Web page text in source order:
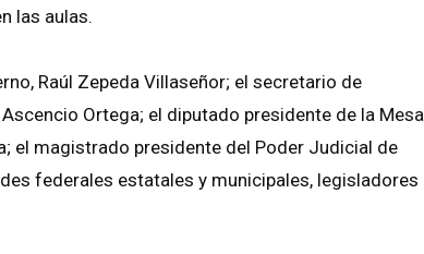
las aulas.
Raúl Zepeda Villaseñor; el secretario de
Ortega; el diputado presidente de la Mesa
el magistrado presidente del Poder Judicial de
federales estatales y municipales, legisladores